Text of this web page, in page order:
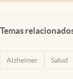
Temas
Alzheimer Salud